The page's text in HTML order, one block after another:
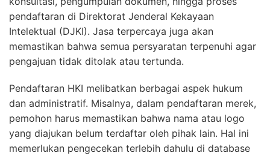
pendaftaran di Direktorat Jenderal Kekayaan
Intelektual (DJKI). Jasa terpercaya juga akan
memastikan bahwa semua persyaratan terpenuhi agar
pengajuan tidak ditolak atau tertunda.
Pendaftaran HKI melibatkan berbagai aspek hukum
dan administratif. Misalnya, dalam pendaftaran merek,
pemohon harus memastikan bahwa nama atau logo
yang diajukan belum terdaftar oleh pihak lain. Hal ini
memerlukan pengecekan terlebih dahulu di database